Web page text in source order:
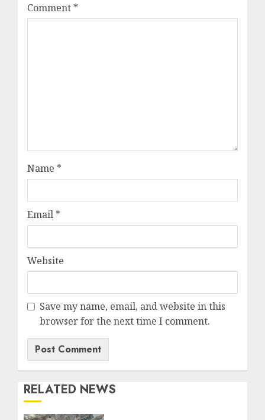
Comment *
Name *
Email *
Website
Save my name, email, and website in this
browser for the next time I comment.
RELATED NEWS